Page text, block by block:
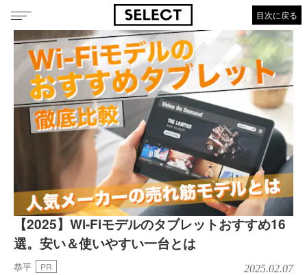
目次に戻る
【2025】Wi-Fiモデルのタブレットおすすめ16
選。安い＆使いやすい一台とは
恭平 PR 2025.02.07